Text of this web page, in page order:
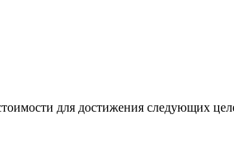
для достижения следующих